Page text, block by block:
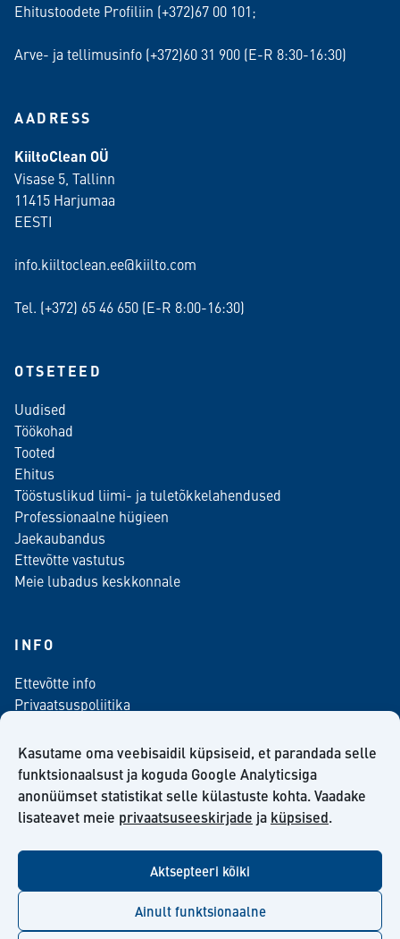
Kasutame oma veebisaidil küpsiseid, et parandada selle
funktsionaalsust ja koguda Google Analyticsiga
anonüümset statistikat selle külastuste kohta. Vaadake
lisateavet meie privaatsuseeskirjade ja küpsised.
Aktsepteeri kõiki
Ainult funktsionaalne
Ehitustoodete Profiliin (+372)67 00 101;
Arve- ja tellimusinfo (+372)60 31 900 (E-R 8:30-16:30)
AADRESS
KiiltoClean OÜ
Visase 5, Tallinn
11415 Harjumaa
EESTI
info.kiiltoclean.ee@kiilto.com
Tel. (+372) 65 46 650 (E-R 8:00-16:30)
OTSETEED
Uudised
Töökohad
Tooted
Ehitus
Tööstuslikud liimi- ja tuletõkkelahendused
Professionaalne hügieen
Jaekaubandus
Ettevõtte vastutus
Meie lubadus keskkonnale
INFO
Ettevõtte info
Privaatsuspoliitika
Meediale
Telli meie uudiskiri
Kiilto Eesti OÜ müügilepingu tingimused
youtube